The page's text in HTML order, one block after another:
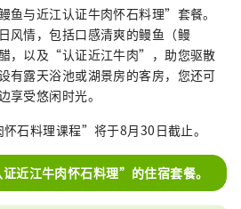
与近江认证牛肉怀石料理”套餐。
风情，包括口感清爽的鳗鱼（鳗
，以及“认证近江牛肉”，助您驱散
有露天浴池或湖景房的客房，您还可
享受悠闲时光。
石料理课程”将于8月30日截止。
近江牛肉怀石料理”的住宿套餐。